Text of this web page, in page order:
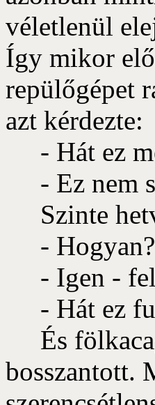
véletlenül
Így mikor
repülőgépet
azt kérdezte:
- Hát ez
- Ez nem
Szinte
-
- Igen -
- Hát ez
És
bosszantott.